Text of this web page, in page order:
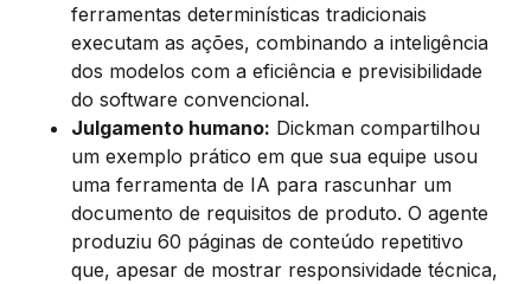
ferramentas determinísticas tradicionais
executam as ações, combinando a inteligência
dos modelos com a eficiência e previsibilidade
do software convencional.
Julgamento humano: Dickman compartilhou
um exemplo prático em que sua equipe usou
uma ferramenta de IA para rascunhar um
documento de requisitos de produto. O agente
produziu 60 páginas de conteúdo repetitivo
que, apesar de mostrar responsividade técnica,